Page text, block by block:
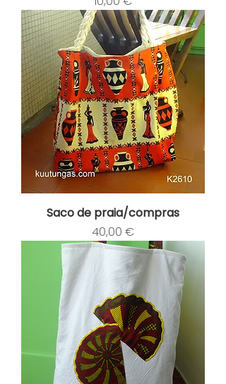
Saco de praia/compras
Preço
40,00 €